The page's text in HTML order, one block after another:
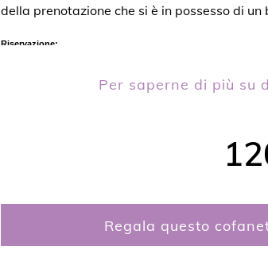
della prenotazione che si è in possesso di un
Riservazione:
Per saperne di più su
Regala questo